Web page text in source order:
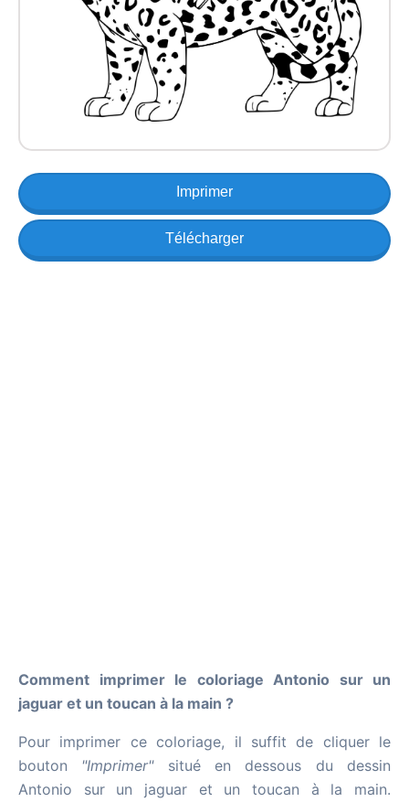
Imprimer
Télécharger
Comment imprimer le coloriage Antonio sur un
jaguar et un toucan à la main ?
Pour imprimer ce coloriage, il suffit de cliquer le
bouton "Imprimer"situé en dessous du dessin
Antonio sur un jaguar et un toucan à la main.